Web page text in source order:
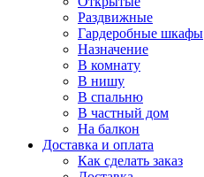
Раздвижные
Гардеробные шкафы
Назначение
В комнату
В нишу
В спальню
В частный дом
На балкон
Доставка и оплата
Как сделать заказ